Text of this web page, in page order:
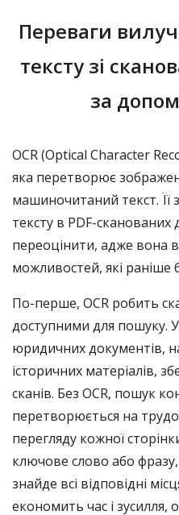
Переваги
тексту зі
за
OCR (Optical Character
яка перетворює
машиночитаний текст. Її
тексту в PDF-
переоцінити, адже вона
можливостей, які раніше
По-перше, OCR робить
доступними для пошуку.
юридичних документів,
історичних матеріалів,
сканів. Без OCR, пошук
перетворюється на
перегляду кожної
ключове слово або
знайде всі відповідні
економить час і зусилля,